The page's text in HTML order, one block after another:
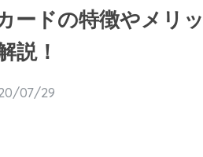
ードの特徴やメリ
説！
07/29